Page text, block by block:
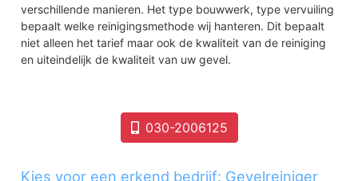
verschillende manieren. Het type bouwwerk, type vervuiling
bepaalt welke reinigingsmethode wij hanteren. Dit bepaalt
niet alleen het tarief maar ook de kwaliteit van de reiniging
en uiteindelijk de kwaliteit van uw gevel.
030-2006125
Kies voor een erkend bedrijf: Gevelreiniger